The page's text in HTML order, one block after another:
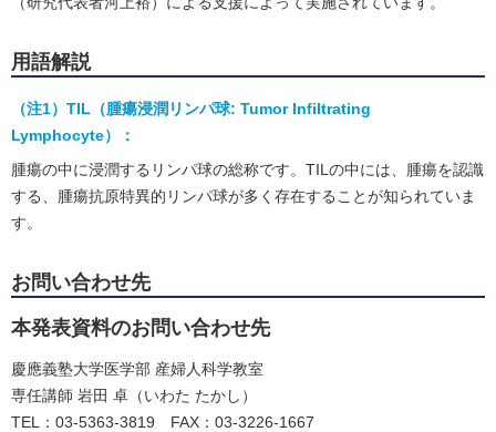
用語解説
（注1）TIL（腫瘍浸潤リンパ球: Tumor Infiltrating
Lymphocyte）：
腫瘍の中に浸潤するリンパ球の総称です。TILの中には、腫瘍を認識
する、腫瘍抗原特異的リンパ球が多く存在することが知られていま
す。
お問い合わせ先
本発表資料のお問い合わせ先
慶應義塾大学医学部 産婦人科学教室
専任講師 岩田 卓（いわた たかし）
TEL：03-5363-3819 FAX：03-3226-1667